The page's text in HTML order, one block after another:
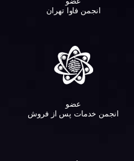
انجمن فاوا تهران
عضو
انجمن خدمات پس از فروش